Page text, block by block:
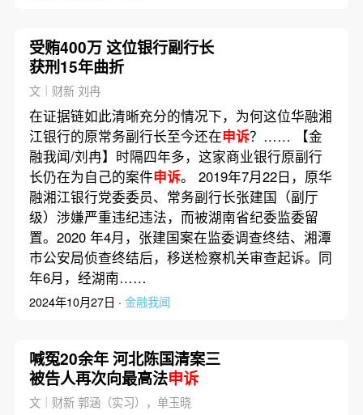
受贿400万 这位银行副行长
获刑15年曲折
文｜财新 刘冉
在证据链如此清晰充分的情况下，为何这位华融湘
江银行的原常务副行长至今还在申诉？…… 【金
融我闻/刘冉】时隔四年多，这家商业银行原副行
长仍在为自己的案件申诉。 2019年7月22日，原华
融湘江银行党委委员、常务副行长张建国（副厅
级）涉嫌严重违纪违法，而被湖南省纪委监委留
置。2020 年4月，张建国案在监委调查终结、湘潭
市公安局侦查终结后，移送检察机关审查起诉。同
年6月，经湖南……
2024年10月27日 · 金融我闻
喊冤20余年 河北陈国清案三
被告人再次向最高法申诉
文｜财新 郭涵（实习），单玉晓